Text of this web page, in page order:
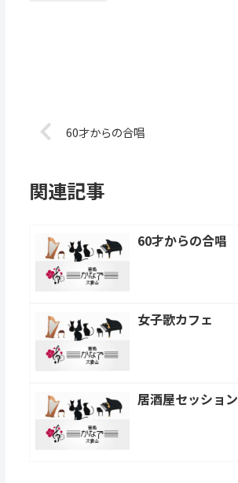
60才からの合唱
関連記事
60才からの合唱
女子歌カフェ
居酒屋セッション